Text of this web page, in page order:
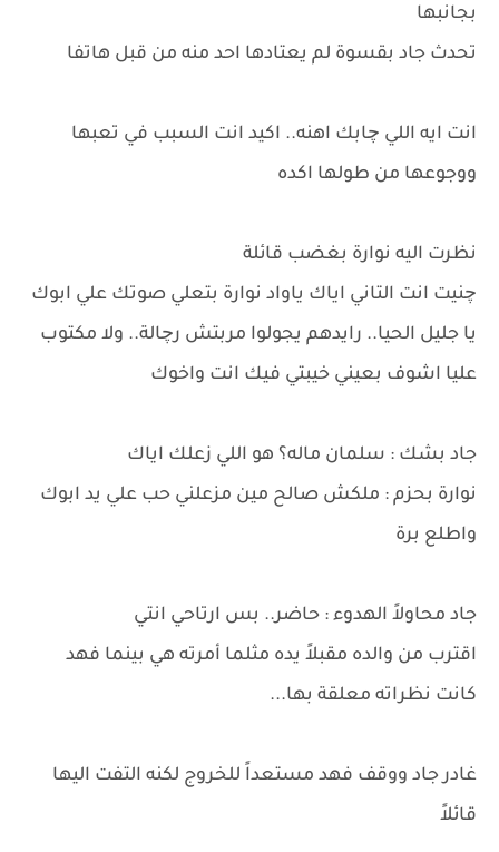
بجانبها
تحدث جاد بقسوة لم يعتادها احد منه من قبل هاتفا
انت ايه اللي چابك اهنه.. اكيد انت السبب في تعبها
ووجوعها من طولها اكده
نظرت اليه نوارة بغضب قائلة
چنيت انت التاني اياك ياواد نوارة بتعلي صوتك علي ابوك
يا جليل الحيا.. رايدهم يجولوا مربتش رچالة.. ولا مكتوب
عليا اشوف بعيني خيبتي فيك انت واخوك
جاد بشك : سلمان ماله؟ هو اللي زعلك اياك
نوارة بحزم : ملكش صالح مين مزعلني حب علي يد ابوك
واطلع برة
جاد محاولاً الهدوء : حاضر.. بس ارتاحي انتي
اقترب من والده مقبلاً يده مثلما أمرته هي بينما فهد
كانت نظراته معلقة بها...
غادر جاد ووقف فهد مستعداً للخروج لكنه التفت اليها
قائلاً